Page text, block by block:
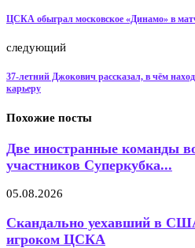
ЦСКА обыграл московское «Динамо» в
следующий
37-летний Джокович рассказал, в чём
карьеру
Похожие посты
Две иностранные команды
участников Суперкубка...
05.08.2026
Скандально уехавший в
игроком ЦСКА